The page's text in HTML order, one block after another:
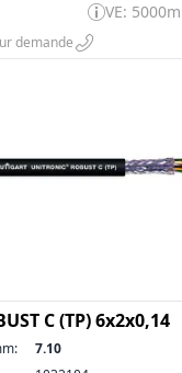
VE:
demande
C (TP) 6x2x0,14
7.10